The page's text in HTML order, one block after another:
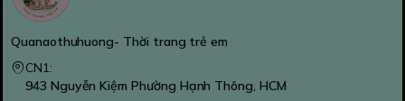
Quanaothuhuong- Thời trang trẻ em
CN1:
943 Nguyễn Kiệm Phường Hạnh Thông, HCM